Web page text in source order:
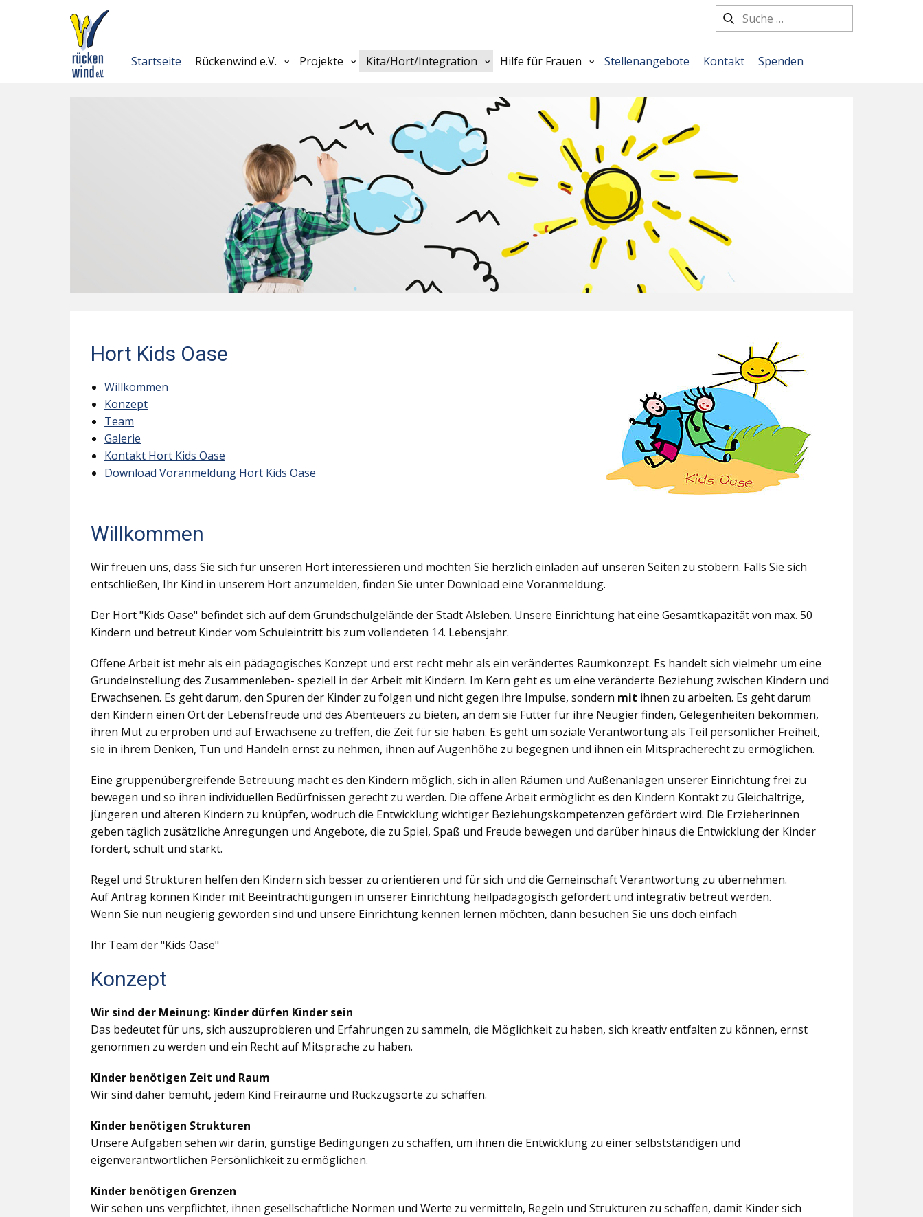
Startseite Rückenwind e.V. Projekte Kita/Hort/Integration Hilfe für Frauen Stellenangebote Kontakt Spenden
Hort Kids Oase
Willkommen
Konzept
Team
Galerie
Kontakt Hort Kids Oase
Download Voranmeldung Hort Kids Oase
Willkommen
Wir freuen uns, dass Sie sich für unseren Hort interessieren und möchten Sie herzlich einladen auf unseren Seiten zu stöbern. Falls Sie sich
entschließen, Ihr Kind in unserem Hort anzumelden, finden Sie unter Download eine Voranmeldung.
Der Hort "Kids Oase" befindet sich auf dem Grundschulgelände der Stadt Alsleben. Unsere Einrichtung hat eine Gesamtkapazität von max. 50
Kindern und betreut Kinder vom Schuleintritt bis zum vollendeten 14. Lebensjahr.
Offene Arbeit ist mehr als ein pädagogisches Konzept und erst recht mehr als ein verändertes Raumkonzept. Es handelt sich vielmehr um eine
Grundeinstellung des Zusammenleben- speziell in der Arbeit mit Kindern. Im Kern geht es um eine veränderte Beziehung zwischen Kindern und
Erwachsenen. Es geht darum, den Spuren der Kinder zu folgen und nicht gegen ihre Impulse, sondern mit ihnen zu arbeiten. Es geht darum
den Kindern einen Ort der Lebensfreude und des Abenteuers zu bieten, an dem sie Futter für ihre Neugier finden, Gelegenheiten bekommen,
ihren Mut zu erproben und auf Erwachsene zu treffen, die Zeit für sie haben. Es geht um soziale Verantwortung als Teil persönlicher Freiheit,
sie in ihrem Denken, Tun und Handeln ernst zu nehmen, ihnen auf Augenhöhe zu begegnen und ihnen ein Mitspracherecht zu ermöglichen.
Eine gruppenübergreifende Betreuung macht es den Kindern möglich, sich in allen Räumen und Außenanlagen unserer Einrichtung frei zu
bewegen und so ihren individuellen Bedürfnissen gerecht zu werden. Die offene Arbeit ermöglicht es den Kindern Kontakt zu Gleichaltrige,
jüngeren und älteren Kindern zu knüpfen, wodruch die Entwicklung wichtiger Beziehungskompetenzen gefördert wird. Die Erzieherinnen
geben täglich zusätzliche Anregungen und Angebote, die zu Spiel, Spaß und Freude bewegen und darüber hinaus die Entwicklung der Kinder
fördert, schult und stärkt.
Regel und Strukturen helfen den Kindern sich besser zu orientieren und für sich und die Gemeinschaft Verantwortung zu übernehmen.
Auf Antrag können Kinder mit Beeinträchtigungen in unserer Einrichtung heilpädagogisch gefördert und integrativ betreut werden.
Wenn Sie nun neugierig geworden sind und unsere Einrichtung kennen lernen möchten, dann besuchen Sie uns doch einfach
Ihr Team der "Kids Oase"
Konzept
Wir sind der Meinung: Kinder dürfen Kinder sein
Das bedeutet für uns, sich auszuprobieren und Erfahrungen zu sammeln, die Möglichkeit zu haben, sich kreativ entfalten zu können, ernst
genommen zu werden und ein Recht auf Mitsprache zu haben.
Kinder benötigen Zeit und Raum
Wir sind daher bemüht, jedem Kind Freiräume und Rückzugsorte zu schaffen.
Kinder benötigen Strukturen
Unsere Aufgaben sehen wir darin, günstige Bedingungen zu schaffen, um ihnen die Entwicklung zu einer selbstständigen und
eigenverantwortlichen Persönlichkeit zu ermöglichen.
Kinder benötigen Grenzen
Wir sehen uns verpflichtet, ihnen gesellschaftliche Normen und Werte zu vermitteln, Regeln und Strukturen zu schaffen, damit Kinder sich